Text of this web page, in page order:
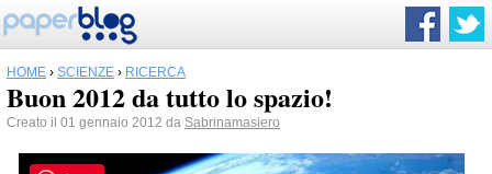
HOME › SCIENZE › RICERCA
Buon 2012 da tutto lo spazio!
Creato il 01 gennaio 2012 da Sabrinamasiero